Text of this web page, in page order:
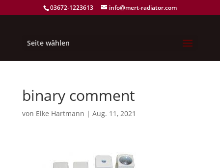
03672-1223613 info@mert-radiator.com
Seite wählen
binary comment
von Elke Hartmann | Aug. 11, 2021